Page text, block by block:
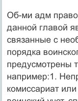
Об-ми адм
данной главой
связанные с
порядка
предусмотрены
например:1.
комиссариат